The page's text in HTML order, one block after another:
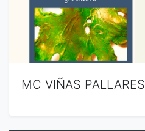
MC VIÑAS PALLARES